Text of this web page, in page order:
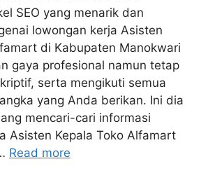
SEO yang menarik dan
lowongan kerja Asisten
di Kabupaten Manokwari
gaya profesional namun tetap
serta mengikuti semua
yang Anda berikan. Ini dia
mencari-cari informasi
Asisten Kepala Toko Alfamart
Read more